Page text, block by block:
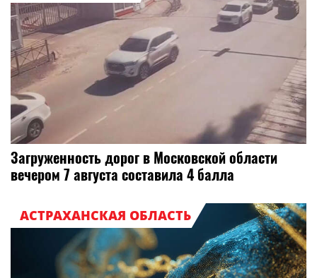
Загруженность дорог в Московской области
вечером 7 августа составила 4 балла
АСТРАХАНСКАЯ ОБЛАСТЬ